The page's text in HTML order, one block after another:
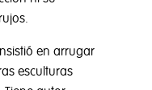
en arrugar
esculturas